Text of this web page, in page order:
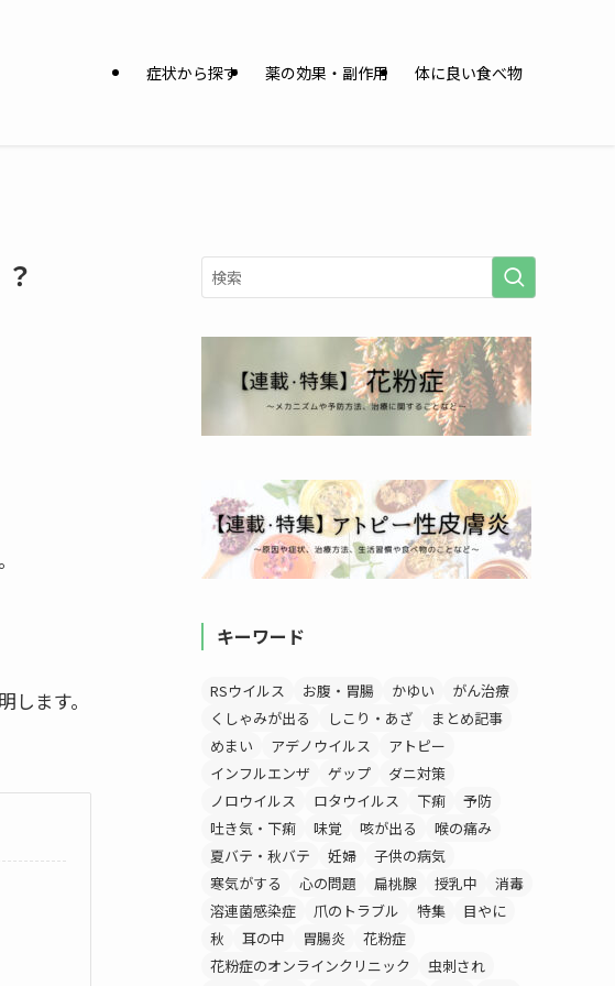
症状から探す 薬の効果・副作用 体に良い食べ物
します。
キーワード
RSウイルス お腹・胃腸 かゆい
がん治療
くしゃみが出る
しこり・あざ
まとめ記事
めまい
アデノウイルス
アトピー
インフルエンザ
ゲップ
ダニ対策
ノロウイルス
ロタウイルス 下痢
予防
吐き気・下痢
味覚 咳が出る
喉の痛み
夏バテ・秋バテ
妊婦
子供の病気
寒気がする
心の問題 扁桃腺 授乳中
消毒
溶連菌感染症
爪のトラブル 特集
目やに
秋
耳の中 胃腸炎
花粉症
花粉症のオンラインクリニック
虫刺され